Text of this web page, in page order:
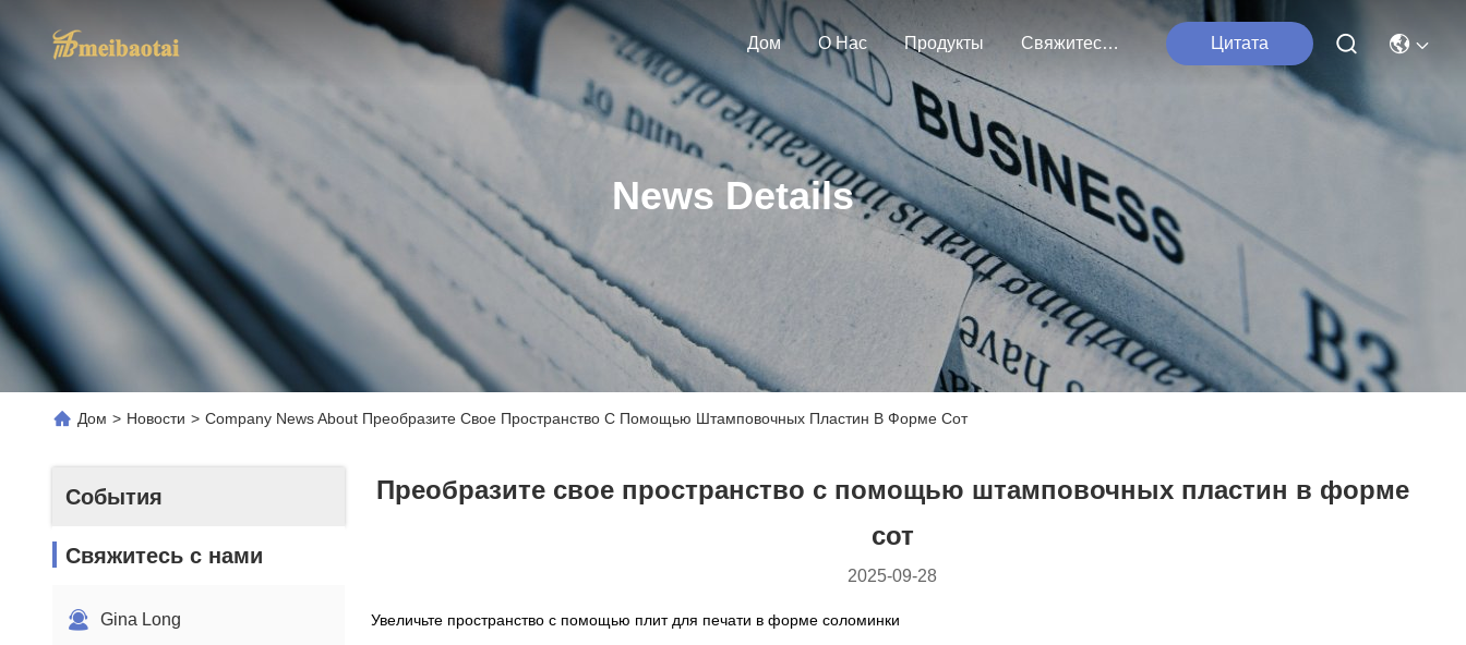
Дом О Нас Продукты Свяжитесь С Нами Цитата
News Details
Дом > Новости > Company News About Преобразите Свое Пространство С Помощью Штамповочных Пластин В Форме Сот
События
Свяжитесь с нами
Gina Long
Преобразите свое пространство с помощью штамповочных пластин в форме
сот
2025-09-28
Увеличьте пространство с помощью плит для печати в форме соломинки